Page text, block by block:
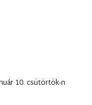
10. csütörtök-n